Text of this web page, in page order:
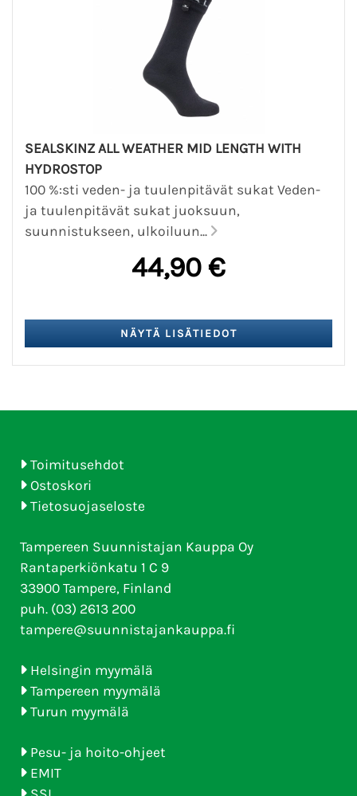
SEALSKINZ ALL WEATHER MID LENGTH WITH
HYDROSTOP
100 %:sti veden- ja tuulenpitävät sukat Veden-
ja tuulenpitävät sukat juoksuun,
suunnistukseen, ulkoiluun...
44,90 €
Toimitusehdot
Ostoskori
Tietosuojaseloste
Tampereen Suunnistajan Kauppa Oy
Rantaperkiönkatu 1 C 9
33900 Tampere, Finland
puh. (03) 2613 200
tampere@suunnistajankauppa.fi
Helsingin myymälä
Tampereen myymälä
Turun myymälä
Pesu- ja hoito-ohjeet
EMIT